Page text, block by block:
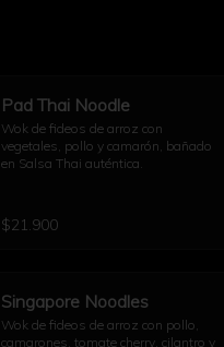
Pad Thai Noodle
Wok de fideos de arroz con
vegetales, pollo y camarón, bañado
en Salsa Thai auténtica.
$21.900
Singapore Noodles
Wok de fideos de arroz con pollo,
camarones, tomate cherry, cilantro y